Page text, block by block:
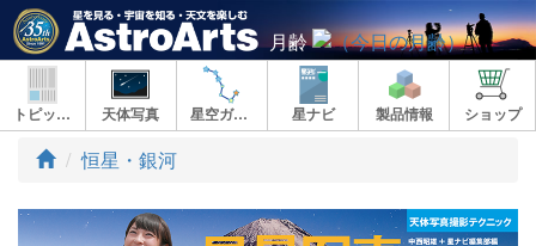
月齢
トピックス 天体写真 星空ガイド 星ナビ 製品情報 ショップ
ト
プ
恒星・銀河